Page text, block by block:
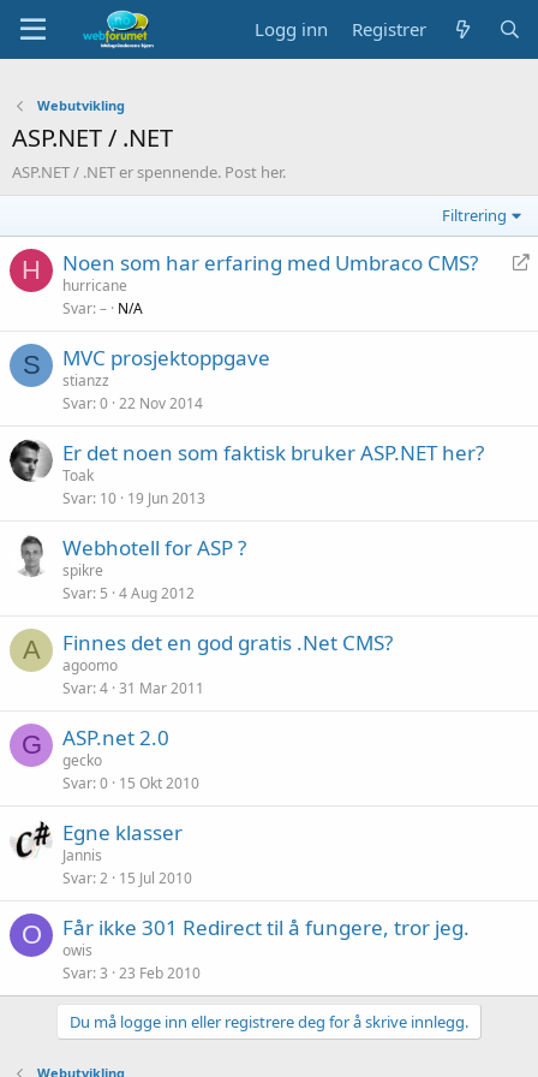
Logg inn Registrer
Webutvikling
ASP.NET / .NET
ASP.NET / .NET er spennende. Post her.
Filtrering
H Noen som har erfaring med Umbraco CMS?
hurricane
Svar – N/A
S MVC prosjektoppgave
stianzz
Svar 0 22 Nov 2014
Er det noen som faktisk bruker ASP.NET her?
Toak
Svar 10 19 Jun 2013
Webhotell for ASP ?
spikre
Svar 5 4 Aug 2012
A Finnes det en god gratis .Net CMS?
agoomo
Svar 4 31 Mar 2011
G ASP.net 2.0
gecko
Svar 0 15 Okt 2010
Egne klasser
Jannis
Svar 2 15 Jul 2010
O Får ikke 301 Redirect til å fungere, tror jeg.
owis
Svar 3 23 Feb 2010
Du må logge inn eller registrere deg for å skrive innlegg.
Webutvikling